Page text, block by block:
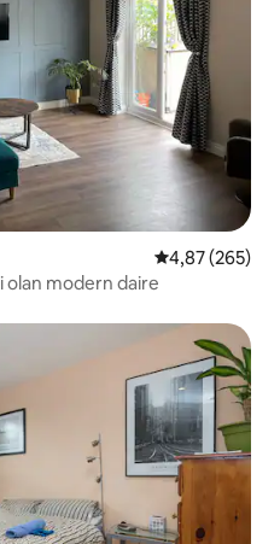
5 üzerinden
4,87 (265)
olan modern daire